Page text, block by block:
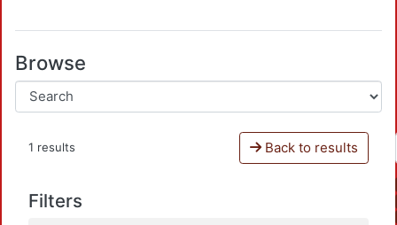
Browse
1 results Back to results
Filters